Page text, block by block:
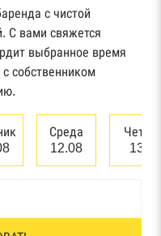
Высшего
сведений о
обслуживания
с чистой
С вами свяжется
выбранное время
собственником
Среда
12.08
13.08